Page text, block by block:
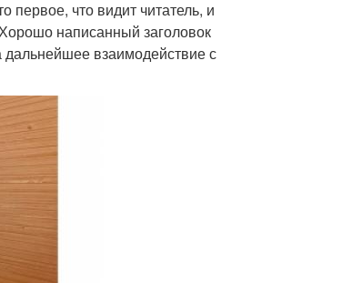
первое, что видит читатель, и
написанный заголовок
дальнейшее взаимодействие с